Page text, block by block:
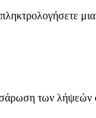
των λήψεών